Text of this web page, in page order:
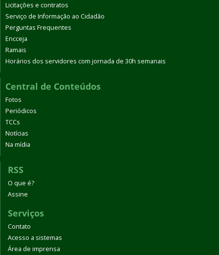
Licitações e contratos
Serviço de Informação ao Cidadão
Perguntas Frequentes
Encceja
Ramais
Horários dos servidores com jornada de 30h semanais
Central de Conteúdos
Fotos
Periódicos
TCCs
Notícias
Na mídia
RSS
O que é?
Assine
Serviços
Contato
Acesso a sistemas
Área de imprensa